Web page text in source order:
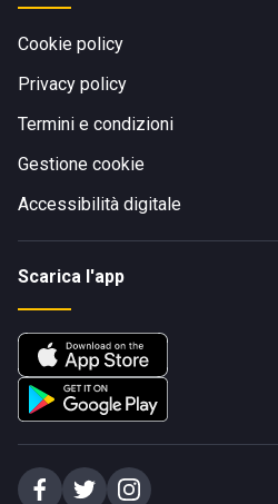
Cookie policy
Privacy policy
Termini e condizioni
Gestione cookie
Accessibilità digitale
Scarica l'app